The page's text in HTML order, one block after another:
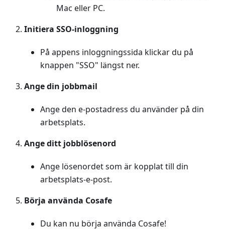
Mac eller PC.
Initiera SSO-inloggning
På appens inloggningssida klickar du på
knappen "SSO" längst ner.
Ange din jobbmail
Ange den e-postadress du använder på din
arbetsplats.
Ange ditt jobblösenord
Ange lösenordet som är kopplat till din
arbetsplats-e-post.
Börja använda Cosafe
Du kan nu börja använda Cosafe!